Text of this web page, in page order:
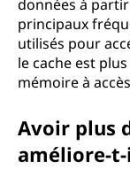
données à
principaux
utilisés pour
le cache est
mémoire à
Avoir plus
améliore-